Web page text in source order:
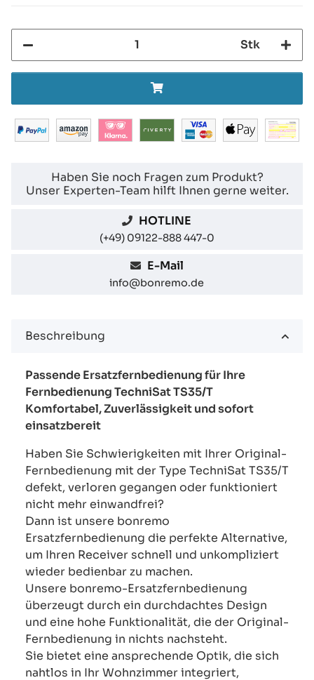
Stk
Haben Sie noch Fragen zum Produkt?
Unser Experten-Team hilft Ihnen gerne weiter.
HOTLINE
(+49) 09122-888 447-0
E-Mail
info@bonremo.de
Beschreibung
Passende Ersatzfernbedienung für Ihre
Fernbedienung TechniSat TS35/T
Komfortabel, Zuverlässigkeit und sofort
einsatzbereit
Haben Sie Schwierigkeiten mit Ihrer Original-
Fernbedienung mit der Type TechniSat TS35/T
defekt, verloren gegangen oder funktioniert
nicht mehr einwandfrei?
Dann ist unsere bonremo
Ersatzfernbedienung die perfekte Alternative,
um Ihren Receiver schnell und unkompliziert
wieder bedienbar zu machen.
Unsere bonremo-Ersatzfernbedienung
überzeugt durch ein durchdachtes Design
und eine hohe Funktionalität, die der Original-
Fernbedienung in nichts nachsteht.
Sie bietet eine ansprechende Optik, die sich
nahtlos in Ihr Wohnzimmer integriert,